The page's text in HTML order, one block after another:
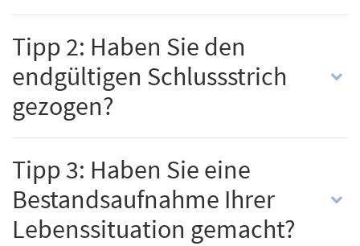
Tipp 2: Haben Sie den
endgültigen Schlussstrich
gezogen?
Tipp 3: Haben Sie eine
Bestandsaufnahme Ihrer
Lebenssituation gemacht?